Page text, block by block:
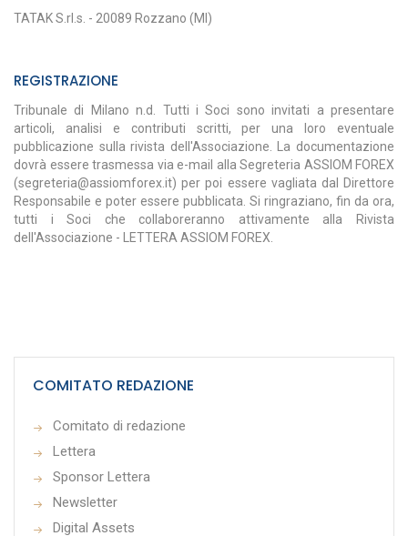
TATAK S.rl.s. - 20089 Rozzano (MI)
REGISTRAZIONE
Tribunale di Milano n.d. Tutti i Soci sono invitati a presentare
articoli, analisi e contributi scritti, per una loro eventuale
pubblicazione sulla rivista dell'Associazione. La documentazione
dovrà essere trasmessa via e-mail alla Segreteria ASSIOM FOREX
(segreteria@assiomforex.it) per poi essere vagliata dal Direttore
Responsabile e poter essere pubblicata. Si ringraziano, fin da ora,
tutti i Soci che collaboreranno attivamente alla Rivista
dell'Associazione - LETTERA ASSIOM FOREX.
COMITATO REDAZIONE
Comitato di redazione
Lettera
Sponsor Lettera
Newsletter
Digital Assets